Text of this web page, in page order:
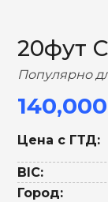
20фут
Популярно
Цена с ГТД:
BIC:
Город: